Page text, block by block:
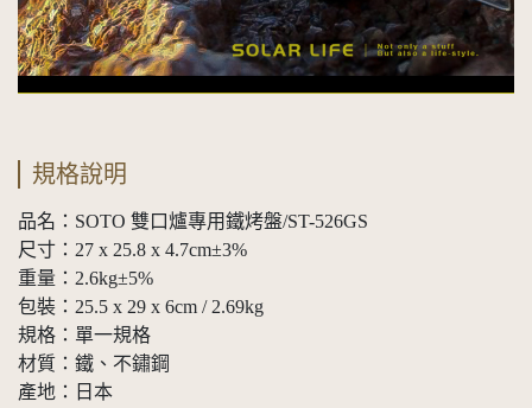
規格說明
品名：SOTO 雙口爐專用鐵烤盤/ST-526GS
尺寸：27 x 25.8 x 4.7cm±3%
重量：2.6kg±5%
包裝：25.5 x 29 x 6cm / 2.69kg
規格：單一規格
材質：鐵、不鏽鋼
產地：日本